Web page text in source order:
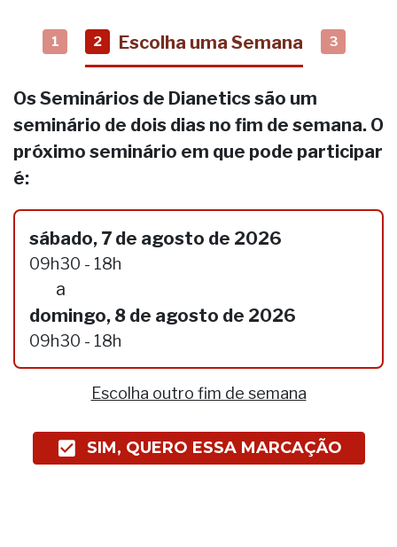
1 2 Escolha uma Semana 3
Os Seminários de Dianetics são um
seminário de dois dias no fim de semana. O
próximo seminário em que pode participar
é:
sábado, 7 de agosto de 2026
09h30 - 18h
a
domingo, 8 de agosto de 2026
09h30 - 18h
Escolha outro fim de semana
SIM, QUERO ESSA MARCAÇÃO